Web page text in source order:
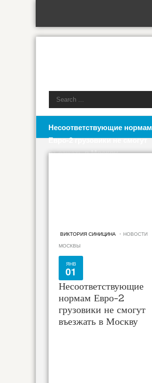
Несоответствующие нормам
Евро-2 грузовики не смогут
въезжать в Москву
ВИКТОРИЯ СИНИЦИНА · НОВОСТИ
МОСКВЫ
ЯНВ
01
Несоответствующие
нормам Евро-2
грузовики не смогут
въезжать в Москву